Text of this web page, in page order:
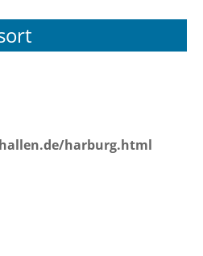
harburg.html